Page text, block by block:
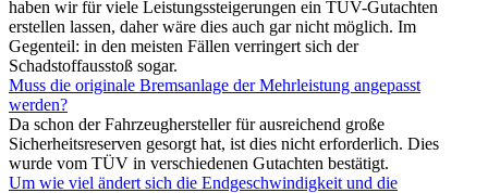
haben wir für viele Leistungssteigerungen ein TÜV-Gutachten
erstellen lassen, daher wäre dies auch gar nicht möglich. Im
Gegenteil: in den meisten Fällen verringert sich der
Schadstoffausstoß sogar.
Muss die originale Bremsanlage der Mehrleistung angepasst
werden?
Da schon der Fahrzeughersteller für ausreichend große
Sicherheitsreserven gesorgt hat, ist dies nicht erforderlich. Dies
wurde vom TÜV in verschiedenen Gutachten bestätigt.
Um wie viel ändert sich die Endgeschwindigkeit und die